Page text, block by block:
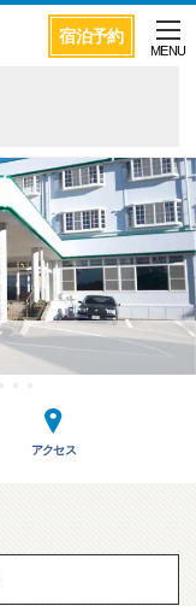
宿泊予約
MENU
アクセス